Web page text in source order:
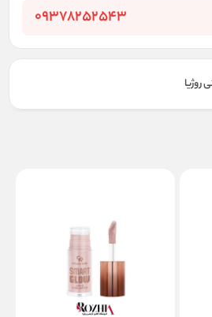
09378252543
روژیا